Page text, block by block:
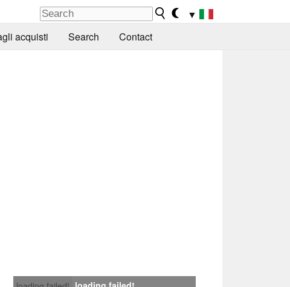
▼
acquisti Search Contact